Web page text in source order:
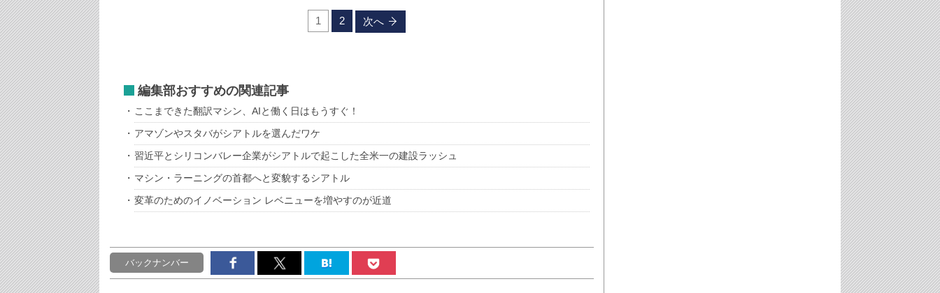
1 2 次へ
編集部おすすめの関連記事
ここまできた翻訳マシン、AIと働く日はもうすぐ！
アマゾンやスタバがシアトルを選んだワケ
習近平とシリコンバレー企業がシアトルで起こした全米一の建設ラッシュ
マシン・ラーニングの首都へと変貌するシアトル
変革のためのイノベーション レベニューを増やすのが近道
バックナンバー